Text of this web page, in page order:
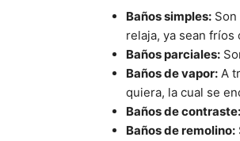
Baños simples:
relaja, ya sean frí­os
Baños parciales:
Baños de vapor: A
quiera, la cual se
Baños de contraste:
Baños de remolino: